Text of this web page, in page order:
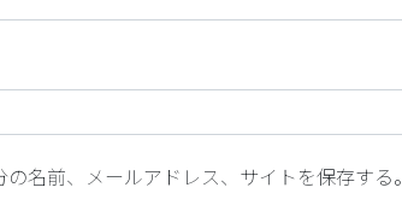
名前、メールアドレス、サイトを保存する。